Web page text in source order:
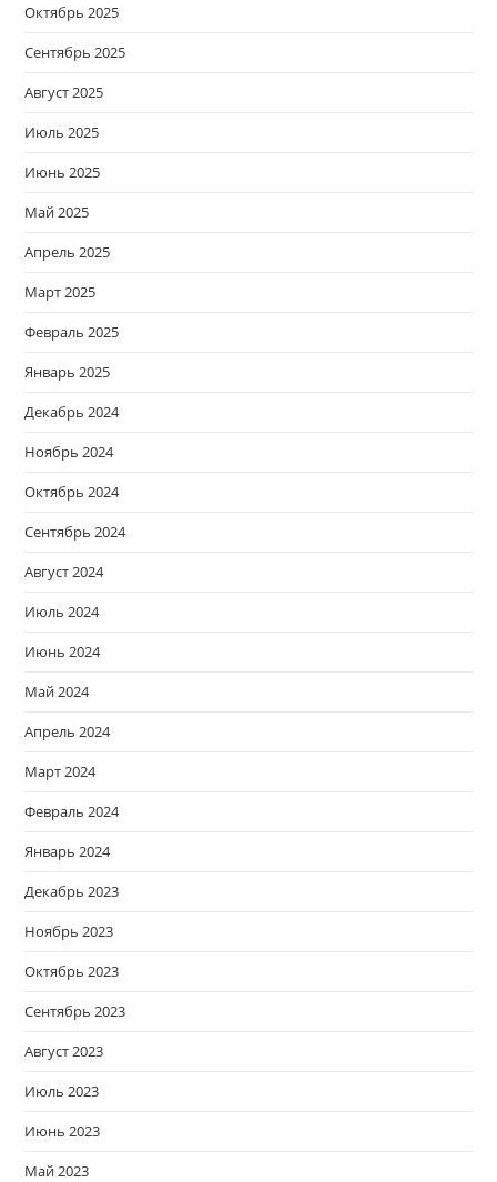
Октябрь 2025
Сентябрь 2025
Август 2025
Июль 2025
Июнь 2025
Май 2025
Апрель 2025
Март 2025
Февраль 2025
Январь 2025
Декабрь 2024
Ноябрь 2024
Октябрь 2024
Сентябрь 2024
Август 2024
Июль 2024
Июнь 2024
Май 2024
Апрель 2024
Март 2024
Февраль 2024
Январь 2024
Декабрь 2023
Ноябрь 2023
Октябрь 2023
Сентябрь 2023
Август 2023
Июль 2023
Июнь 2023
Май 2023